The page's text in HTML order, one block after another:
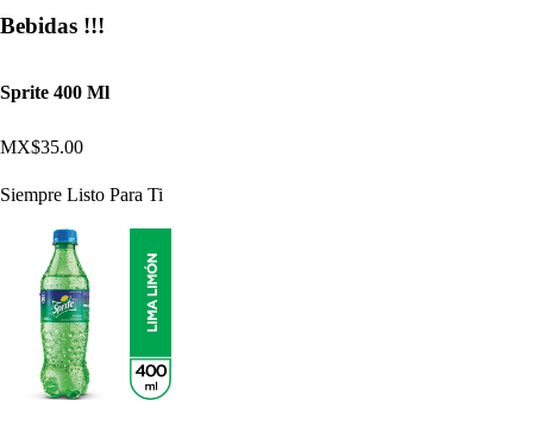
Bebidas !!!
Sprite 400 Ml
MX$35.00
Siempre Listo Para Ti